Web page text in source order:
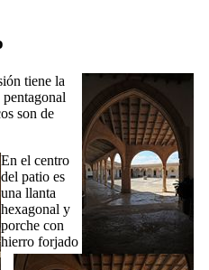
tiene la
son de
En el centro
del patio es
una llanta
hexagonal y
porche con
hierro forjado